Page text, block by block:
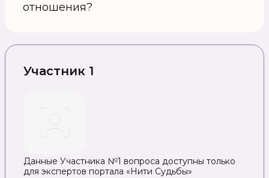
отношения?
Участник 1
Данные Участника №1 вопроса доступны только
для экспертов портала «Нити Судьбы»